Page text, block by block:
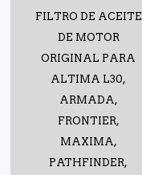
FILTRO DE ACEITE
DE MOTOR
ORIGINAL PARA
ALTIMA L30,
ARMADA,
FRONTIER,
MAXIMA,
PATHFINDER,